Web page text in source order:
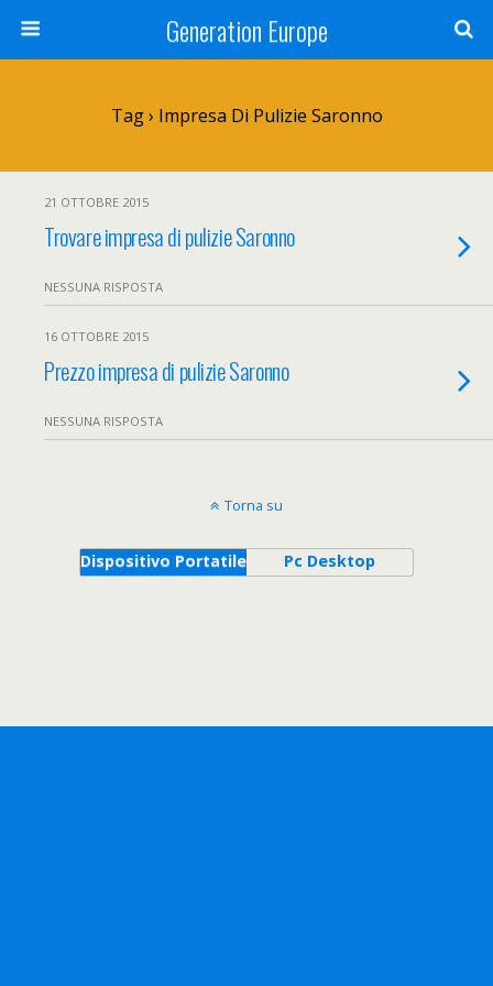
Generation Europe
Tag › Impresa Di Pulizie Saronno
21 OTTOBRE 2015
Trovare impresa di pulizie Saronno
NESSUNA RISPOSTA
16 OTTOBRE 2015
Prezzo impresa di pulizie Saronno
NESSUNA RISPOSTA
Torna su
Dispositivo Portatile Pc Desktop